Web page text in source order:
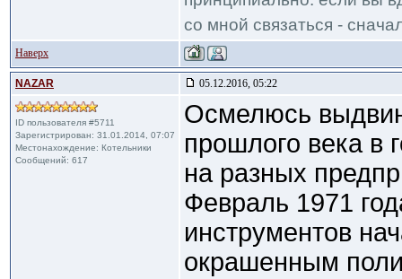
со мной связаться -
Наверх
NAZAR 05.12.2016, 05:22
ID пользователя #5711
Зарегистрирован: 31.01.2014, 07:07
Местонахождение: Котельники
Сообщений: 617
Осмелюсь
прошлого века в
на разных
Февраль 1971
инструментов
окрашенным